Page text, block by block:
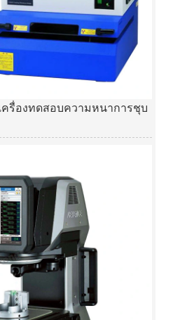
ครื่องทดสอบความหนาการชุบ